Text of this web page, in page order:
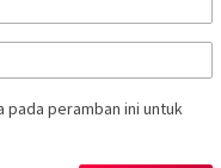
pada peramban ini untuk